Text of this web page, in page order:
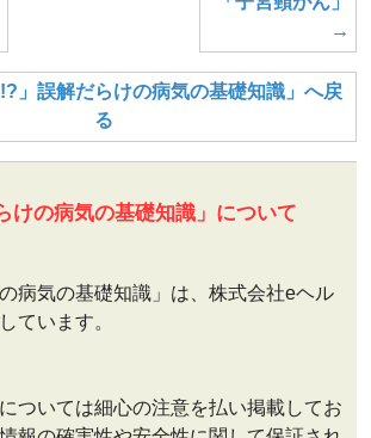
→
!?」誤解だらけの病気の基礎知識」へ戻
る
けの病気の基礎知識」について
の病気の基礎知識」は、株式会社eヘル
ています。
ついては細心の注意を払い掲載してお